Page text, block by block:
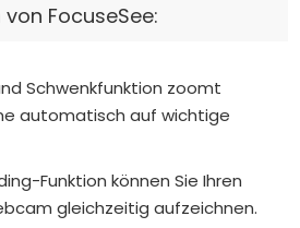
FocuseSee:
Schwenkfunktion zoomt
automatisch auf wichtige
Funktion können Sie Ihren
gleichzeitig aufzeichnen.